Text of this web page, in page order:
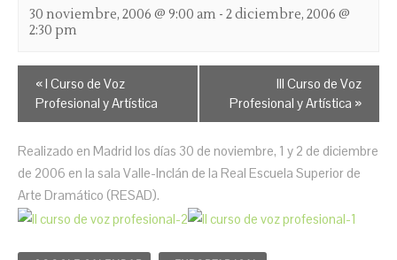
30 noviembre, 2006 @ 9:00 am - 2 diciembre, 2006 @
2:30 pm
Navegación
entre
Eventos
«I Curso de Voz
Profesional y Artística
III Curso de Voz
Profesional y Artística »
Realizado en Madrid los días 30 de noviembre, 1 y 2 de diciembre
de 2006 en la sala Valle-Inclán de la Real Escuela Superior de
Arte Dramático (RESAD).